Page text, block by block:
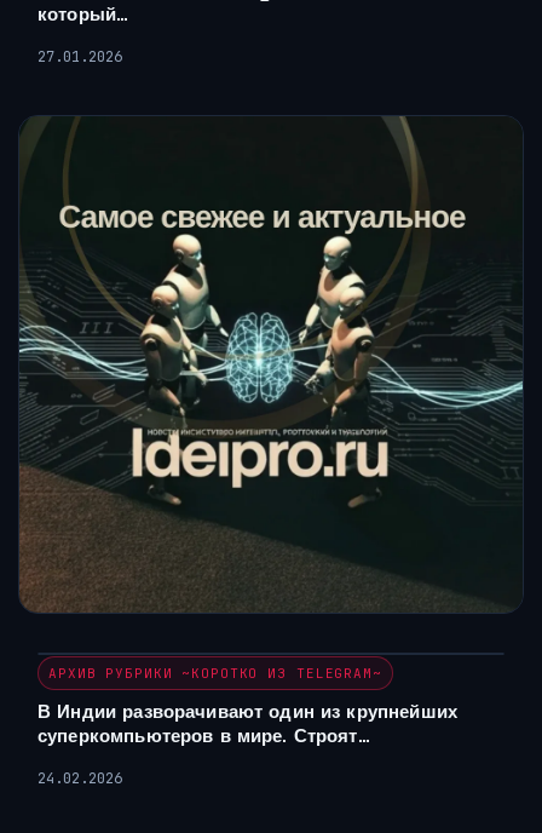
который…
27.01.2026
АРХИВ РУБРИКИ ~КОРОТКО ИЗ TELEGRAM~
В Индии разворачивают один из крупнейших
суперкомпьютеров в мире. Строят…
24.02.2026